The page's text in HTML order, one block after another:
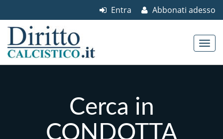
Abbonati adesso
Entra
Cerca in
CONDOTTA